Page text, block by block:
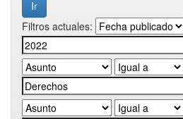
Filtros actuales: